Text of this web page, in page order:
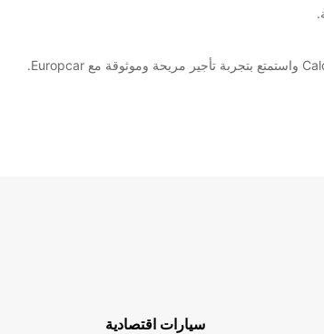
سيارات اقتصادية